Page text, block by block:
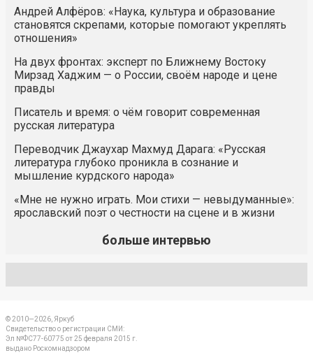
Андрей Алфёров: «Наука, культура и образование
становятся скрепами, которые помогают укреплять
отношения»
На двух фронтах: эксперт по Ближнему Востоку
Мирзад Хаджим — о России, своём народе и цене
правды
Писатель и время: о чём говорит современная
русская литература
Переводчик Джаухар Махмуд Дарага: «Русская
литература глубоко проникла в сознание и
мышление курдского народа»
«Мне не нужно играть. Мои стихи — невыдуманные»:
ярославский поэт о честности на сцене и в жизни
больше интервью
© 2010—2026, Яркуб
Свидетельство о регистрации СМИ:
Эл №ФС77-60775 от 25 февраля 2015 г.
выдано Роскомнадзором